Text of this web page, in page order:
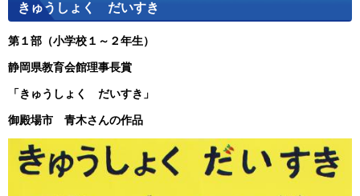
きゅうしょく だいすき
第１部（小学校１～２年生）
静岡県教育会館理事長賞
「きゅうしょく だいすき」
御殿場市 青木さんの作品